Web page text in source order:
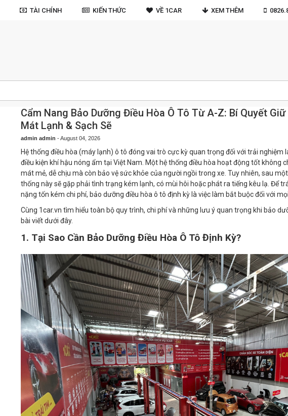
TÀI CHÍNH KIẾN THỨC VỀ 1CAR XEM THÊM
Cẩm Nang Bảo Dưỡng Điều Hòa Ô Tô Từ A-Z: Bí Quyết
Mát Lạnh & Sạch Sẽ
admin admin -August 04, 2026
Hệ thống điều hòa (máy lạnh) ô tô đóng vai trò cực kỳ quan trọng đối với trải nghiệm
điều kiện khí hậu nóng ẩm tại Việt Nam. Một hệ thống điều hòa hoạt động tốt không
mát mẻ, dễ chịu mà còn bảo vệ sức khỏe của người ngồi trong xe. Tuy nhiên, sau một
thống này sẽ gặp phải tình trạng kém lạnh, có mùi hôi hoặc phát ra tiếng kêu lạ. Để
nặng tốn kém chi phí, bảo dưỡng điều hòa ô tô định kỳ là việc làm bắt buộc đối với
Cùng 1car.vn tìm hiểu toàn bộ quy trình, chi phí và những lưu ý quan trọng khi bảo
bài viết dưới đây.
1. Tại Sao Cần Bảo Dưỡng Điều Hòa Ô Tô Định Kỳ?